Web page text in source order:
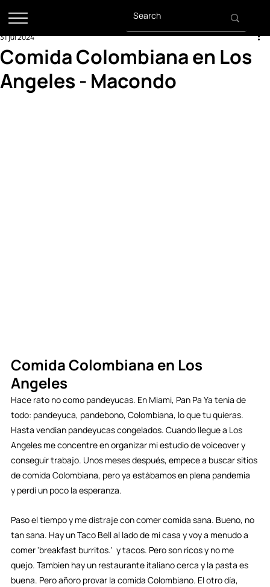
Comida Colombiana en Los
Angeles - Macondo
31 jul 2024
Comida Colombiana en Los
Angeles
Hace rato no como pandeyucas. En Miami, Pan Pa Ya tenia de
todo: pandeyuca, pandebono, Colombiana, lo que tu quieras.
Hasta vendian pandeyucas congelados. Cuando llegue a Los
Angeles me concentre en organizar mi estudio de voiceover y
conseguir trabajo. Unos meses después, empece a buscar sitios
de comida Colombiana, pero ya estábamos en plena pandemia
y perdí un poco la esperanza.
Paso el tiempo y me distraje con comer comida sana. Bueno, no
tan sana. Hay un Taco Bell al lado de mi casa y voy a menudo a
comer 'breakfast burritos.'  y tacos. Pero son ricos y no me
quejo. Tambien hay un restaurante italiano cerca y la pasta es
buena. Pero añoro provar la comida Colombiano. El otro día,